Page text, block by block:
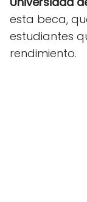
esta beca,
estudiantes
rendimiento.